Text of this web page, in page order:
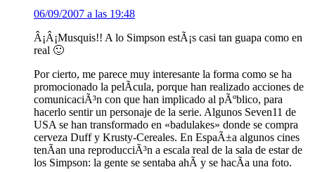
06/09/2007 a las 19:48
Â¡Â¡Musquis!! A lo Simpson estÃ¡s casi tan guapa como en
real 🙂
Por cierto, me parece muy interesante la forma como se ha
promocionado la pelÃ­cula, porque han realizado acciones de
comunicaciÃ³n con que han implicado al pÃºblico, para
hacerlo sentir un personaje de la serie. Algunos Seven11 de
USA se han transformado en «badulakes» donde se compra
cerveza Duff y Krusty-Cereales. En EspaÃ±a algunos cines
tenÃ­an una reproducciÃ³n a escala real de la sala de estar de
los Simpson: la gente se sentaba ahÃ­ y se hacÃ­a una foto.